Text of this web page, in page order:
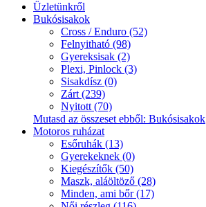
Üzletünkről
Bukósisakok
Cross / Enduro (52)
Felnyitható (98)
Gyereksisak (2)
Plexi, Pinlock (3)
Sisakdísz (0)
Zárt (239)
Nyitott (70)
Mutasd az összeset ebből: Bukósisakok
Motoros ruházat
Esőruhák (13)
Gyerekeknek (0)
Kiegészítők (50)
Maszk, aláöltöző (28)
Minden, ami bőr (17)